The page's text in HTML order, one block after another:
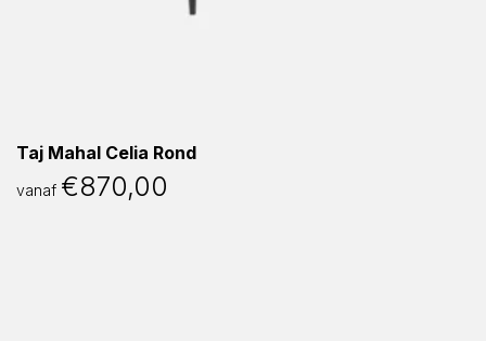
Taj Mahal Celia Rond
vanaf €870,00